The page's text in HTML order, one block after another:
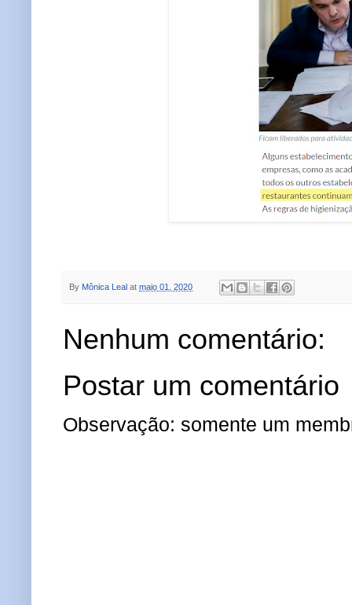
By Mônica Leal at maio 01, 2020
Nenhum comentário:
Postar um comentário
Observação: somente um